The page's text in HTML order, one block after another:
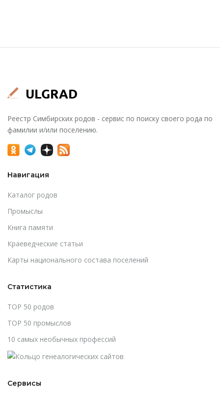
Реестр Симбирских родов - сервис по поиску своего рода по
фамилии и/или поселению.
Навигация
Каталог родов
Промыслы
Книга памяти
Краеведческие статьи
Карты национального состава поселений
Статистика
TOP 50 родов
TOP 50 промыслов
10 самых необычных профессий
Сервисы